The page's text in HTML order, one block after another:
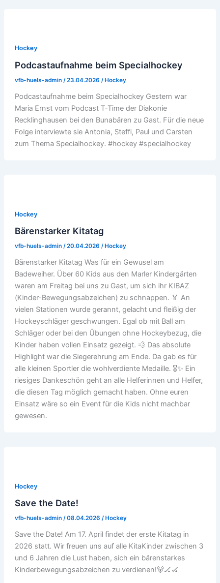
Hockey
Podcastaufnahme beim Specialhockey
vfb-huels-admin /23.04.2026 /Hockey
Podcastaufnahme beim Specialhockey Gestern war
Maria Ernst vom Podcast T-Time der Diakonie
Recklinghausen bei den Bunabären zu Gast. Für die neue
Folge interviewte sie Antonia, Steffi, Paul und Carsten
zum Thema Specialhockey. #hockey #specialhockey
Hockey
Bärenstarker Kitatag
vfb-huels-admin /20.04.2026 / Hockey
Bärenstarker Kitatag Was für ein Gewusel am
Badeweiher. Über 60 Kids aus den Marler Kindergärten
waren am Freitag bei uns zu Gast, um sich ihr KIBAZ
(Kinder-Bewegungsabzeichen) zu schnappen. 🏅 An
vielen Stationen wurde gerannt, gelacht und fleißig der
Hockeyschläger geschwungen. Egal ob mit Ball am
Schläger oder bei den Übungen ohne Hockeybezug, die
Kinder haben vollen Einsatz gezeigt. 💨 Das absolute
Highlight war die Siegerehrung am Ende. Da gab es für
alle kleinen Sportler die wohlverdiente Medaille. 🎖️✨ Ein
riesiges Dankeschön geht an alle Helferinnen und Helfer,
die diesen Tag möglich gemacht haben. Ohne euren
Einsatz wäre so ein Event für die Kids nicht machbar
gewesen.
Hockey
Save the Date!
vfb-huels-admin /08.04.2026 / Hockey
Save the Date! Am 17. April findet der erste Kitatag in
2026 statt. Wir freuen uns auf alle KitaKinder zwischen 3
und 6 Jahren die Lust haben, sich ein bärenstarkes
Kinderbewegungsabzeichen zu verdienen!🐻🏒🏑